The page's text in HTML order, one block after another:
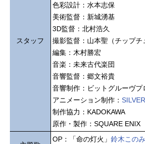
スタッフ
色彩設計：水本志保
美術監督：新城湧基
3D監督：北村浩久
撮影監督：山本聖（チップチ
編集：木村勝宏
音楽：未来古代楽団
音響監督：郷文裕貴
音響制作：ビットグルーヴプ
アニメーション制作：
制作協力：KADOKAWA
原作・製作：SQUARE ENIX
OP：「命の灯火」 鈴木このみ